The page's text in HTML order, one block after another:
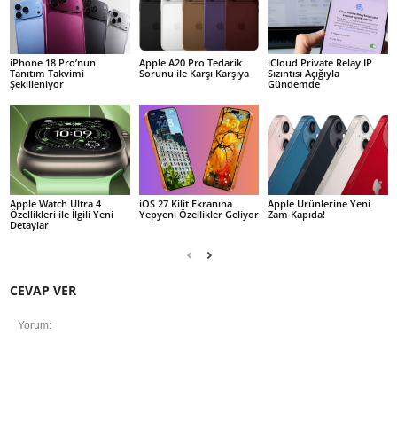
iPhone 18 Pro’nun
Tanıtım Takvimi
Şekilleniyor
Apple A20 Pro Tedarik
Sorunu ile Karşı Karşıya
iCloud Private Relay IP
Sızıntısı Açığıyla
Gündemde
Apple Watch Ultra 4
Özellikleri ile İlgili Yeni
Detaylar
iOS 27 Kilit Ekranına
Yepyeni Özellikler Geliyor
Apple Ürünlerine Yeni
Zam Kapıda!
CEVAP VER